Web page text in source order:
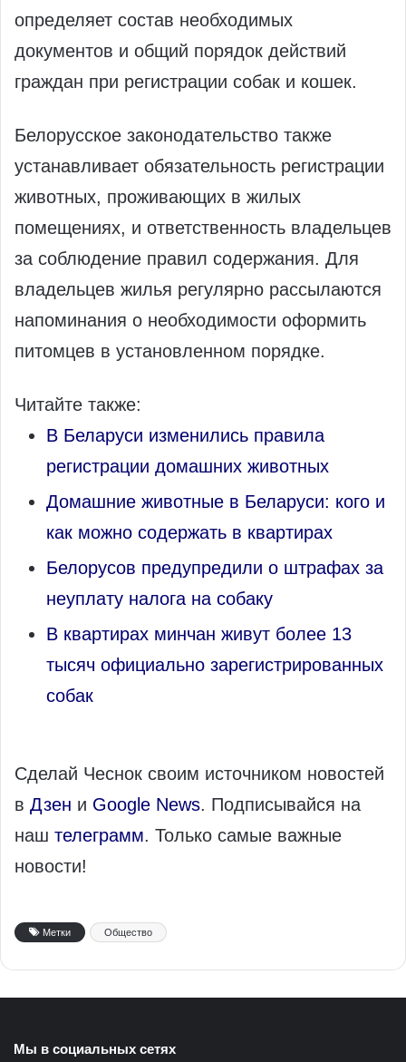
определяет состав необходимых
документов и общий порядок действий
граждан при регистрации собак и кошек.
Белорусское законодательство также
устанавливает обязательность регистрации
животных, проживающих в жилых
помещениях, и ответственность владельцев
за соблюдение правил содержания. Для
владельцев жилья регулярно рассылаются
напоминания о необходимости оформить
питомцев в установленном порядке.
Читайте также:
В Беларуси изменились правила
регистрации домашних животных
Домашние животные в Беларуси: кого и
как можно содержать в квартирах
Белорусов предупредили о штрафах за
неуплату налога на собаку
В квартирах минчан живут более 13
тысяч официально зарегистрированных
собак
Сделай Чеснок своим источником новостей
в Дзен и Google News. Подписывайся на
наш телеграмм. Только самые важные
новости!
Метки Общество
Мы в социальных сетях